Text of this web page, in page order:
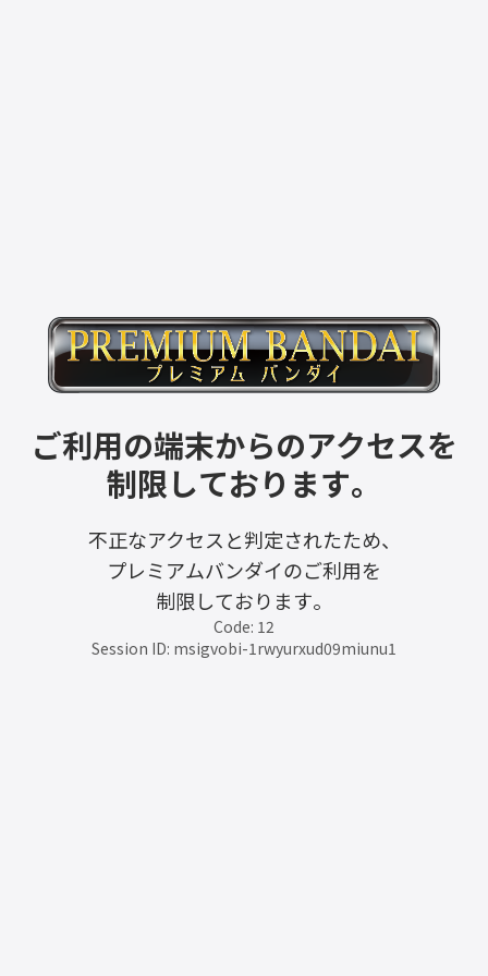
ご利用の端末からのアクセスを
制限しております。
不正なアクセスと判定されたため、
プレミアムバンダイのご利用を
制限しております。
Code: 12
Session ID: msigvobi-1rwyurxud09miunu1